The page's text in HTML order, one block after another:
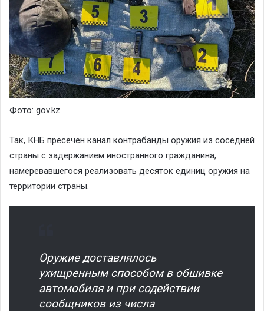
Фото: gov.kz
Так, КНБ пресечен канал контрабанды оружия из соседней
страны с задержанием иностранного гражданина,
намеревавшегося реализовать десяток единиц оружия на
территории страны.
Оружие доставлялось
ухищренным способом в обшивке
автомобиля и при содействии
сообщников из числа